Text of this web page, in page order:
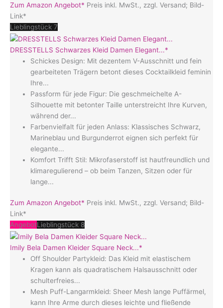
Zum Amazon Angebot* Preis inkl. MwSt., zzgl. Versand; Bild-
Link*
Lieblingstück 7
DRESSTELLS Schwarzes Kleid Damen Elegant...*
Schickes Design: Mit dezentem V-Ausschnitt und fein
gearbeiteten Trägern betont dieses Cocktailkleid feminin
Ihre...
Passform für jede Figur: Die geschmeichelte A-
Silhouette mit betonter Taille unterstreicht Ihre Kurven,
während der...
Farbenvielfalt für jeden Anlass: Klassisches Schwarz,
Marineblau und Burgunderrot eignen sich perfekt für
elegante...
Komfort Trifft Stil: Mikrofaserstoff ist hautfreundlich und
klimaregulierend – ob beim Tanzen, Sitzen oder für
lange...
Zum Amazon Angebot* Preis inkl. MwSt., zzgl. Versand; Bild-
Link*
AngebotLieblingstück 8
Imily Bela Damen Kleider Square Neck...*
Off Shoulder Partykleid: Das Kleid mit elastischem
Kragen kann als quadratischem Halsausschnitt oder
schulterfreies...
Mesh Puff-Langarmkleid: Sheer Mesh lange Puffärmel,
kann Ihre Arme durch dieses leichte und fließende